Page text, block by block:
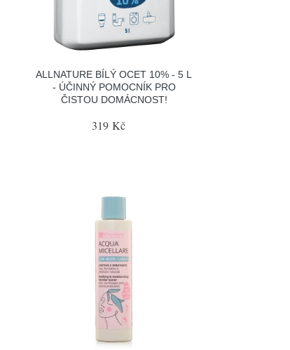
ALLNATURE BÍLÝ OCET 10% - 5 L
- ÚČINNÝ POMOCNÍK PRO
ČISTOU DOMÁCNOST!
319 Kč